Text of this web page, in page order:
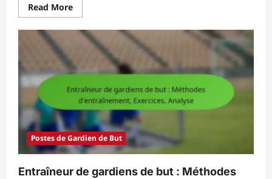
Read MoreRead
more
Défenseur
jeunesse
:
Fondamentaux,
Développement
Postes de Gardien de But
Entraîneur de gardiens de but : Méthodes